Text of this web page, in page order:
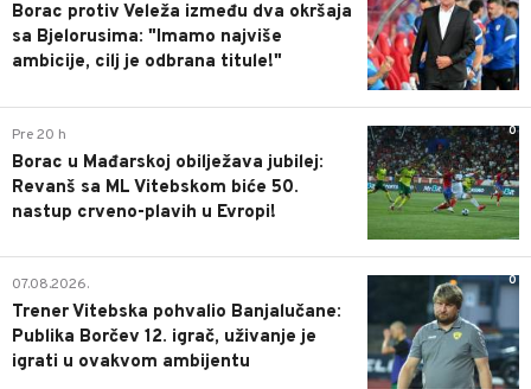
Borac protiv Veleža između dva okršaja
sa Bjelorusima: "Imamo najviše
ambicije, cilj je odbrana titule!"
0
Pre 20 h
Borac u Mađarskoj obilježava jubilej:
Revanš sa ML Vitebskom biće 50.
nastup crveno-plavih u Evropi!
0
07.08.2026.
Trener Vitebska pohvalio Banjalučane:
Publika Borčev 12. igrač, uživanje je
igrati u ovakvom ambijentu